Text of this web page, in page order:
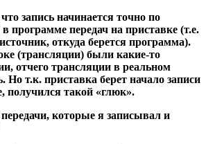
запись начинается точно по
программе передач на приставке (т.е.
откуда берется программа).
(трансляции) были какие-то
отчего трансляции в реальном
Но т.к. приставка берет начало записи
получился такой «глюк».
которые я записывал и